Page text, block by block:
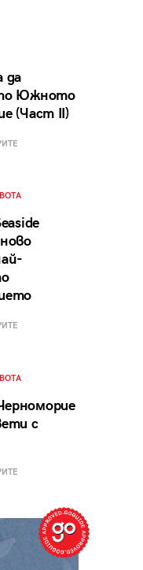
да
Южното
(Част II)
с